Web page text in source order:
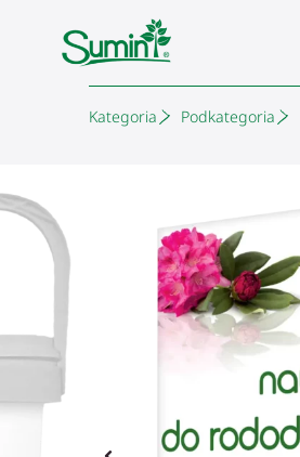
Kategoria Podkategoria